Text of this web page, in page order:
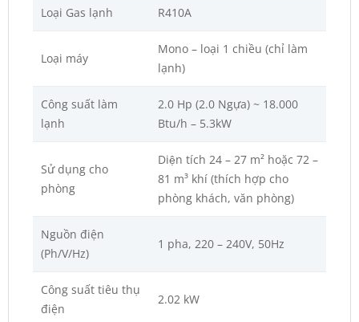
Loại Gas lạnh R410A
Loại máy
Mono – loại 1 chiều (chỉ làm
lạnh)
Công suất làm
lạnh
2.0 Hp (2.0 Ngựa) ~ 18.000
Btu/h – 5.3kW
Sử dụng cho
phòng
Diện tích 24 – 27 m² hoặc 72 –
81 m³ khí (thích hợp cho
phòng khách, văn phòng)
Nguồn điện
(Ph/V/Hz)
1 pha, 220 – 240V, 50Hz
Công suất tiêu thụ
điện
2.02 kW